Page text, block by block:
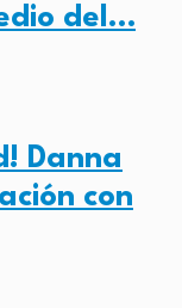
del…
Danna
con